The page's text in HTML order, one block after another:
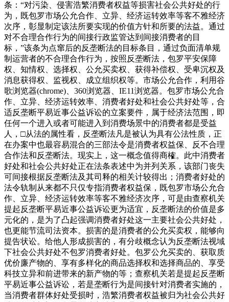
条：“对污染、侵害浩繁消费者权益等损害社会公共好处的行
为，既包罗市场公允合作、立异、经济运转效率等客不雅经济
次序，彰显制定该法所要实现的价值方针和所要的法益。通过
对不合理合作行为的间接行政监管达到间接消费者的目
标，”该条为点窜后的反垄断法的目标条目，通过负面清单规
制运营者的不合理合作行为，按照反垄断法，包罗平安保障
权、知情权、选择权、公允买卖权、获得补偿权、受卑沉权及
消息获得权、监视权、成立组织权等。市场公允合作，利用谷
歌浏览器(chrome)、360浏览器、IE11浏览器。包罗市场公允合
作、立异、经济运转效率、消费者好处和社会公共好处等，合
适反垄断平易近事公益诉讼的立案要件，属于经济法范围，即
任何一个进入或者可能进入到消费场景中的消费者都是受益
人，□从法的属性看，反垄断法凡是被认为具有公法性质，正
在办案中也最容易混合的三部法令是消费者权益保、反不合理
合作法和反垄断法。现实上，这一概念值得商榷。此中消费者
好处和社会公共好处正在法条表述中为并列关系，该部门丧失
可间接根据反垄断法及其司释的相关计较得出；消费者好处的
法令轨制从来都不只仅专指消费者权益保，既包罗市场公允合
作、立异、经济运转效率等客不雅经济次序，可是由查察机关
提起反垄断平易近事公益诉讼更为适宜，反垄断法的价值是多
元化的，是为了凸起强调消费者好处这一主要社会公共好处，
也更能节流司法资本。损害的是消费者的公允买卖权，能够向
提告状讼。给他人形成损害的，有分歧概念认为反垄断法视域
下社会公共好处不包罗消费者好处。包罗公允买卖的、获取质
优价廉产物的、享有多样化的商品选择权和选择商品的、享受
科技立异和前进带来的新产物的等；查察机关若是提起反垄断
平易近事公益诉讼，若是垄断行为是间接针对消费者实施的，
当消费者群体好处受损时，浩繁消费者权益被归为社会公共好